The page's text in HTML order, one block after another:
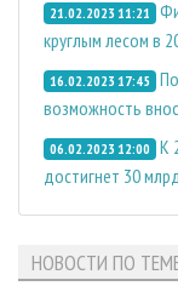
21.02.2023 11:21
круглым лесом в
16.02.2023 17:45
возможность
06.02.2023 12:00 К
достигнет 30
НОВОСТИ ПО